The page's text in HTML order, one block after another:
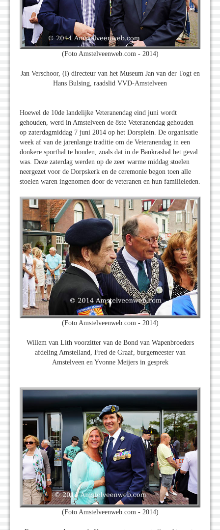
(Foto Amstelveenweb.com - 2014)
Jan Verschoor, (l) directeur van het Museum Jan van der Togt en
Hans Bulsing, raadslid VVD-Amstelveen
Hoewel de 10de landelijke Veteranendag eind juni wordt
gehouden, werd in Amstelveen de 8ste Veteranendag gehouden
op zaterdagmiddag 7 juni 2014 op het Dorsplein. De organisatie
week af van de jarenlange traditie om de Veteranendag in een
donkere sporthal te houden, zoals dat in de Bankrashal het geval
was. Deze zaterdag werden op de zeer warme middag stoelen
neergezet voor de Dorpskerk en de ceremonie begon toen alle
stoelen waren ingenomen door de veteranen en hun familieleden.
(Foto Amstelveenweb.com - 2014)
Willem van Lith voorzitter van de Bond van Wapenbroeders
afdeling Amstelland, Fred de Graaf, burgemeester van
Amstelveen en Yvonne Meijers in gesprek
(Foto Amstelveenweb.com - 2014)